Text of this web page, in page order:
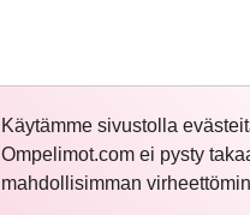
Käytämme sivustolla
Ompelimot.com ei pysty
mahdollisimman